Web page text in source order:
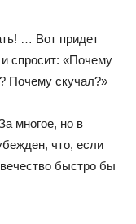
… Вот придет
спросит: «Почему
Почему скучал?»
многое, но в
что, если
быстро бы